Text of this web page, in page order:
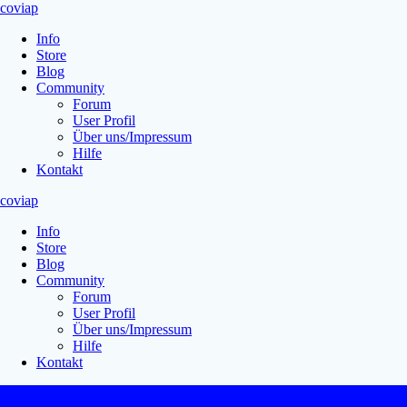
Zum
springen
coviap
Info
Store
Blog
Community
Forum
User Profil
Über uns/Impressum
Hilfe
Kontakt
coviap
Info
Store
Blog
Community
Forum
User Profil
Über uns/Impressum
Hilfe
Kontakt